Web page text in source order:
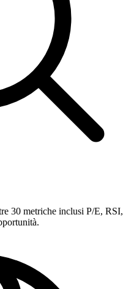
30 metriche inclusi P/E, RSI,